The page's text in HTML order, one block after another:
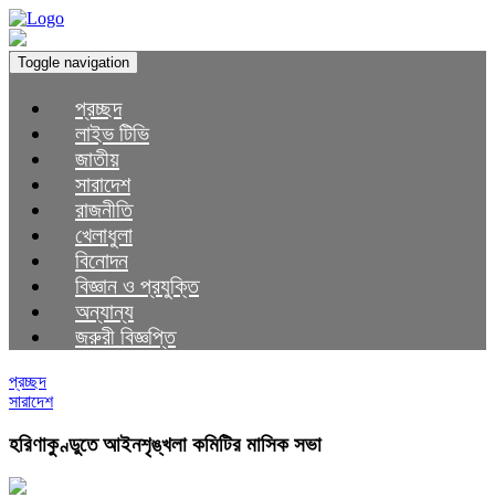
Toggle navigation
প্রচ্ছদ
লাইভ টিভি
জাতীয়
সারাদেশ
রাজনীতি
খেলাধুলা
বিনোদন
বিজ্ঞান ও প্রযুক্তি
অন্যান্য
জরুরী বিজ্ঞপ্তি
প্রচ্ছদ
সারাদেশ
হরিণাকুণ্ডুতে আইনশৃঙ্খলা কমিটির মাসিক সভা